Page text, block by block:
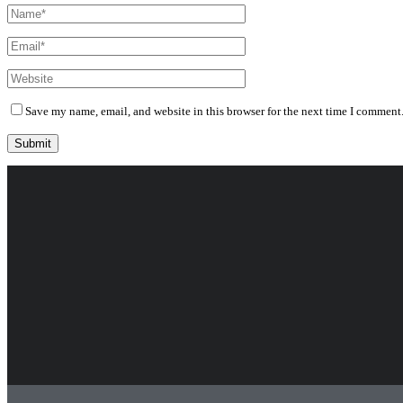
Save my name, email, and website in this browser for the next time I comment.